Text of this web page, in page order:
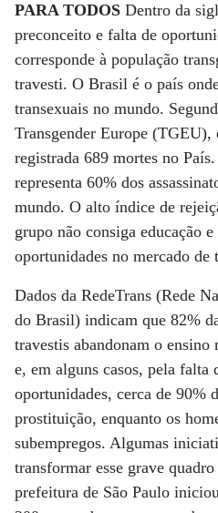
PARA TODOS Dentro da
preconceito e falta de
corresponde à população
travesti. O Brasil é o país
transexuais no mundo.
Transgender Europe
registrada 689 mortes no
representa 60% dos
mundo. O alto índice de
grupo não consiga educação
oportunidades no mercado de
Dados da RedeTrans (Rede
do Brasil) indicam que 82%
travestis abandonam o
e, em alguns casos, pela
oportunidades, cerca de 90%
prostituição, enquanto os
subempregos. Algumas
transformar esse grave
prefeitura de São Paulo